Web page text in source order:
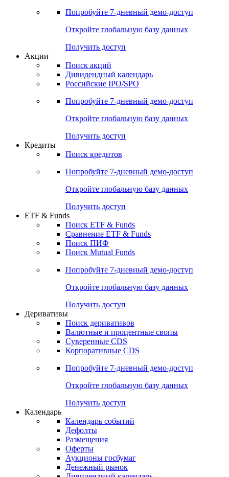
Попробуйте 7-дневный демо-доступ
Откройте глобальную базу данных
Получить доступ
Акции
Поиск акций
Дивидендный календарь
Российские IPO/SPO
Попробуйте 7-дневный демо-доступ
Откройте глобальную базу данных
Получить доступ
Кредиты
Поиск кредитов
Попробуйте 7-дневный демо-доступ
Откройте глобальную базу данных
Получить доступ
ETF & Funds
Поиск ETF & Funds
Сравнение ETF & Funds
Поиск ПИФ
Поиск Mutual Funds
Попробуйте 7-дневный демо-доступ
Откройте глобальную базу данных
Получить доступ
Деривативы
Поиск деривативов
Валютные и процентные свопы
Суверенные CDS
Корпоративные CDS
Попробуйте 7-дневный демо-доступ
Откройте глобальную базу данных
Получить доступ
Календарь
Календарь событий
Дефолты
Размещения
Оферты
Аукционы госбумаг
Денежный рынок